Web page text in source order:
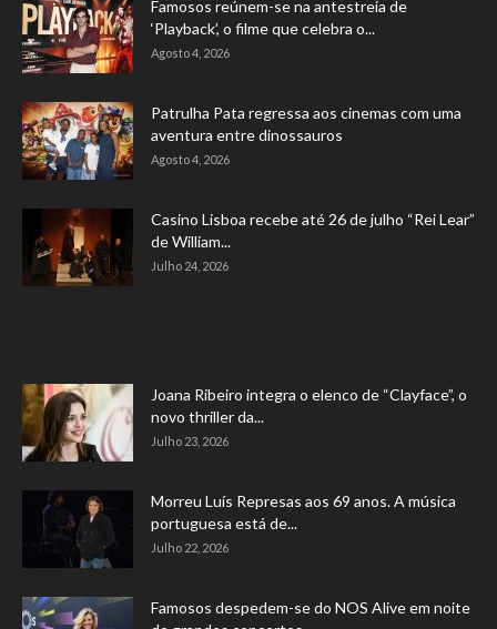
Famosos reúnem-se na antestreia de
‘Playback’, o filme que celebra o...
Agosto 4, 2026
Patrulha Pata regressa aos cinemas com uma
aventura entre dinossauros
Agosto 4, 2026
Casino Lisboa recebe até 26 de julho “Rei Lear”
de William...
Julho 24, 2026
Joana Ribeiro integra o elenco de “Clayface”, o
novo thriller da...
Julho 23, 2026
Morreu Luís Represas aos 69 anos. A música
portuguesa está de...
Julho 22, 2026
Famosos despedem-se do NOS Alive em noite